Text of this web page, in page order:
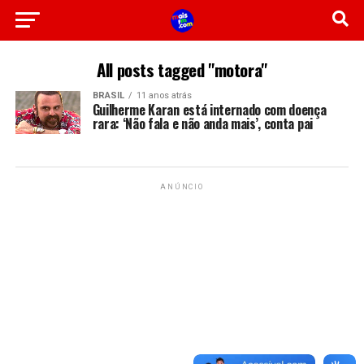
All posts tagged "motora"
BRASIL 11 anos atrás
Guilherme Karan está internado com doença
rara: ‘Não fala e não anda mais’, conta pai
ANÚNCIO